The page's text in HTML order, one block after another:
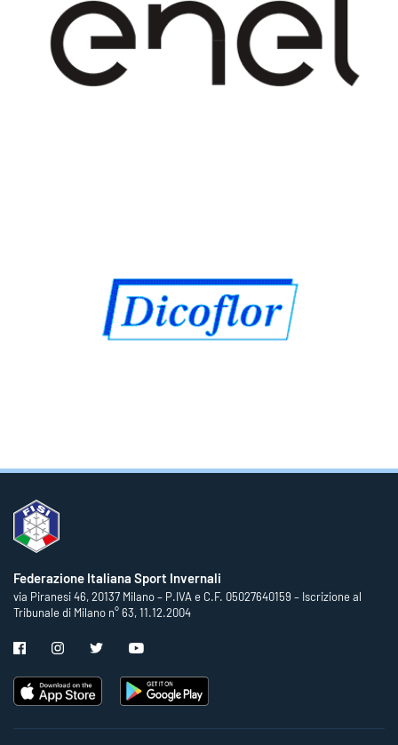
Federazione Italiana Sport Invernali
via Piranesi 46, 20137 Milano – P.IVA e C.F. 05027640159 – Iscrizione al
Tribunale di Milano n° 63, 11.12.2004